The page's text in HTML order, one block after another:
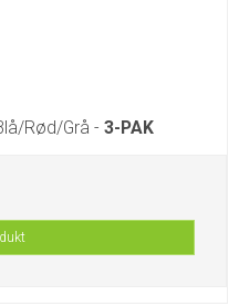
Rød/Grå - 3-PAK